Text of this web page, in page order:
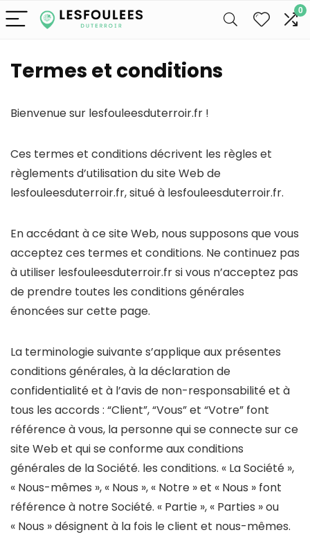
0
Termes et conditions
Bienvenue sur lesfouleesduterroir.fr !
Ces termes et conditions décrivent les règles et
règlements d’utilisation du site Web de
lesfouleesduterroir.fr, situé à lesfouleesduterroir.fr.
En accédant à ce site Web, nous supposons que vous
acceptez ces termes et conditions. Ne continuez pas
à utiliser lesfouleesduterroir.fr si vous n’acceptez pas
de prendre toutes les conditions générales
énoncées sur cette page.
La terminologie suivante s’applique aux présentes
conditions générales, à la déclaration de
confidentialité et à l’avis de non-responsabilité et à
tous les accords : “Client”, “Vous” et “Votre” font
référence à vous, la personne qui se connecte sur ce
site Web et qui se conforme aux conditions
générales de la Société. les conditions. « La Société »,
« Nous-mêmes », « Nous », « Notre » et « Nous » font
référence à notre Société. « Partie », « Parties » ou
« Nous » désignent à la fois le client et nous-mêmes.